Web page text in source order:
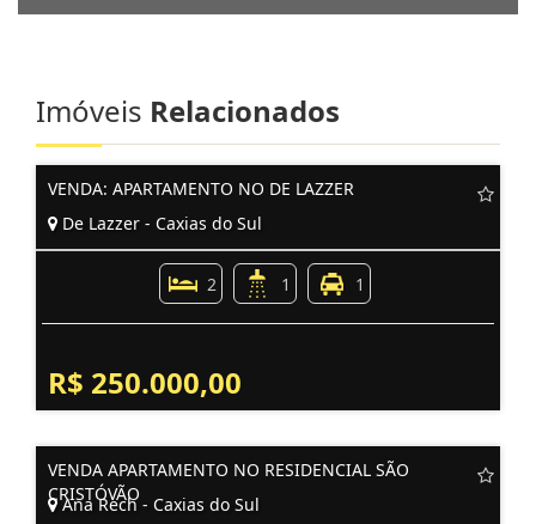
Imóveis Relacionados
VENDA: APARTAMENTO NO DE LAZZER
De Lazzer - Caxias do Sul
2 1 1
R$ 250.000,00
VENDA APARTAMENTO NO RESIDENCIAL SÃO
CRISTÓVÃO
Ana Rech - Caxias do Sul